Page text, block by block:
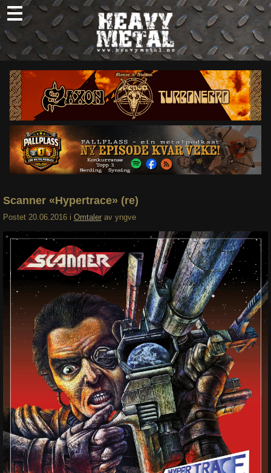
Skip
to
content
Nyheter
Omtaler
Intervjuer
Om oss
Abonner
Søk
Scanner «Hypertrace» (re)
Postet 20.06.2016 i Omtaler av yngve